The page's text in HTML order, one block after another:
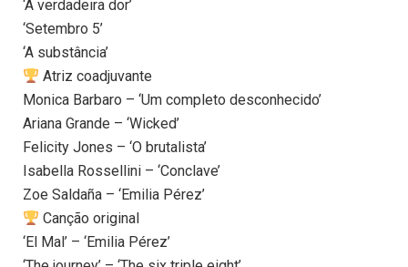
‘A verdadeira dor’
‘Setembro 5’
‘A substância’
Atriz coadjuvante
Monica Barbaro – ‘Um completo desconhecido’
Ariana Grande – ‘Wicked’
Felicity Jones – ‘O brutalista’
Isabella Rossellini – ‘Conclave’
Zoe Saldaña – ‘Emilia Pérez’
Canção original
‘El Mal’ – ‘Emilia Pérez’